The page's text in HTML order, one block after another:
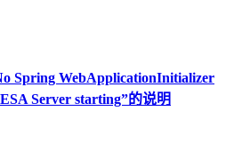
Spring WebApplicationInitializer
Server starting”的说明